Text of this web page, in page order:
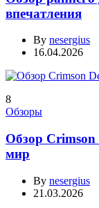
впечатления
By nesergius
16.04.2026
8
Обзоры
Обзор
мир
By nesergius
21.03.2026